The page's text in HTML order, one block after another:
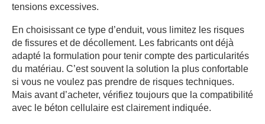
tensions excessives.
En choisissant ce type d’enduit, vous limitez les risques
de fissures et de décollement. Les fabricants ont déjà
adapté la formulation pour tenir compte des particularités
du matériau. C’est souvent la solution la plus confortable
si vous ne voulez pas prendre de risques techniques.
Mais avant d’acheter, vérifiez toujours que la compatibilité
avec le béton cellulaire est clairement indiquée.